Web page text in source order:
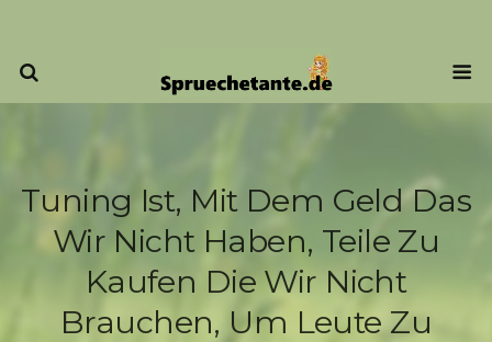
Tuning Ist, Mit Dem Geld Das
Wir Nicht Haben, Teile Zu
Kaufen Die Wir Nicht
Brauchen, Um Leute Zu